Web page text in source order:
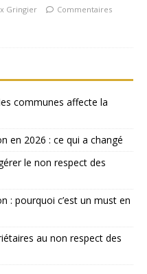
Gringier
Commentaires
communes affecte la
en 2026 : ce qui a changé
le non respect des
: pourquoi c’est un must en
au non respect des